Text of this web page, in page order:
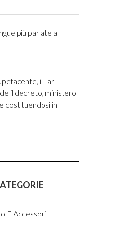
più parlate al
il Tar
il decreto, ministero
costituendosi in
E Accessori